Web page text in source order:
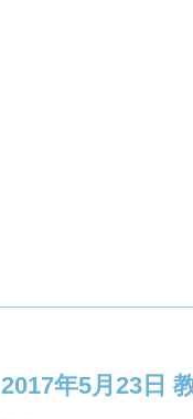
2017年5月23日